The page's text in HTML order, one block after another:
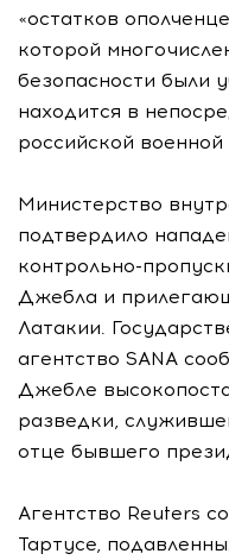
«остатков
которой
безопасности были
находится в
российской
Министерство
подтвердило
контрольно-
Джебла и
Латакии.
агентство SANA
Джебле
разведки,
отце бывшего
Агентство Reuters
Тартусе,